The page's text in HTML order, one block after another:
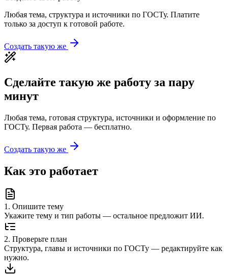
Любая тема, структура и источники по ГОСТу. Платите
только за доступ к готовой работе.
Создать такую же
Сделайте такую же работу за пару
минут
Любая тема, готовая структура, источники и оформление по
ГОСТу. Первая работа — бесплатно.
Создать такую же
Как это работает
1. Опишите тему
Укажите тему и тип работы — остальное предложит ИИ.
2. Проверьте план
Структура, главы и источники по ГОСТу — редактируйте как
нужно.